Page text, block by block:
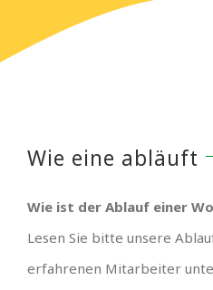
Wie eine abläuft
Wie ist der Ablauf einer
Lesen Sie bitte unsere
erfahrenen Mitarbeiter